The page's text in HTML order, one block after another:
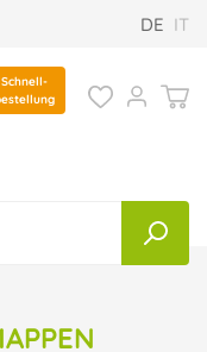
DE IT
Schnell-